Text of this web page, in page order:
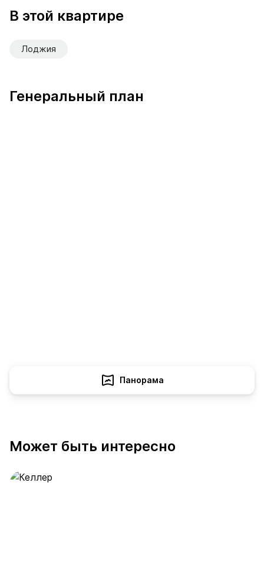
В этой квартире
Лоджия
Генеральный план
Панорама
Может быть интересно